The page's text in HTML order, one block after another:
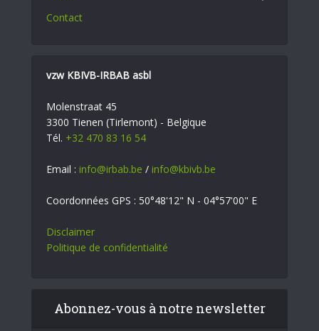
Contact
vzw KBIVB-IRBAB asbl
Molenstraat 45
3300 Tienen (Tirlemont) - Belgique
Tél. +32 470 83 16 54
Email : info@irbab.be / info@kbivb.be
Coordonnées GPS : 50°48'12" N - 04°57'00" E
Disclaimer
Politique de confidentialité
Abonnez-vous à notre newsletter